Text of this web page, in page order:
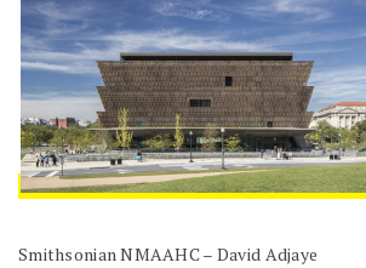
Smithsonian NMAAHC – David Adjaye